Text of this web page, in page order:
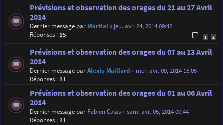
Prévisions et observation des orages du 21 au 27 Avril
2014
Dernier message par Martial« jeu. avr. 24, 2014 09:42
Réponses : 15 1 2
Prévisions et observation des orages du 07 au 13 Avril
2014
Dernier message parAlexis Maillard« mer. avr. 09, 2014 16:05
Réponses : 11
Prévisions et observation des orages du 01 au 06 Avril
2014
Dernier message par Fabien Colas« sam. avr. 05, 2014 00:44
Réponses : 11